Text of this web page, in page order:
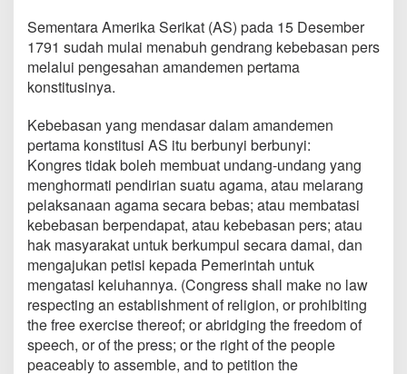
Sementara Amerika Serikat (AS) pada 15 Desember
1791 sudah mulai menabuh gendrang kebebasan pers
melalui pengesahan amandemen pertama
konstitusinya.
Kebebasan yang mendasar dalam amandemen
pertama konstitusi AS itu berbunyi berbunyi:
Kongres tidak boleh membuat undang-undang yang
menghormati pendirian suatu agama, atau melarang
pelaksanaan agama secara bebas; atau membatasi
kebebasan berpendapat, atau kebebasan pers; atau
hak masyarakat untuk berkumpul secara damai, dan
mengajukan petisi kepada Pemerintah untuk
mengatasi keluhannya. (Congress shall make no law
respecting an establishment of religion, or prohibiting
the free exercise thereof; or abridging the freedom of
speech, or of the press; or the right of the people
peaceably to assemble, and to petition the